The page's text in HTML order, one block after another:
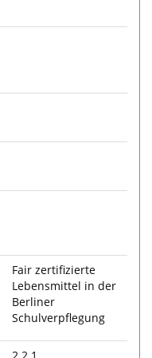
Fair zertifizierte
Lebensmittel in der
Berliner
Schulverpflegung